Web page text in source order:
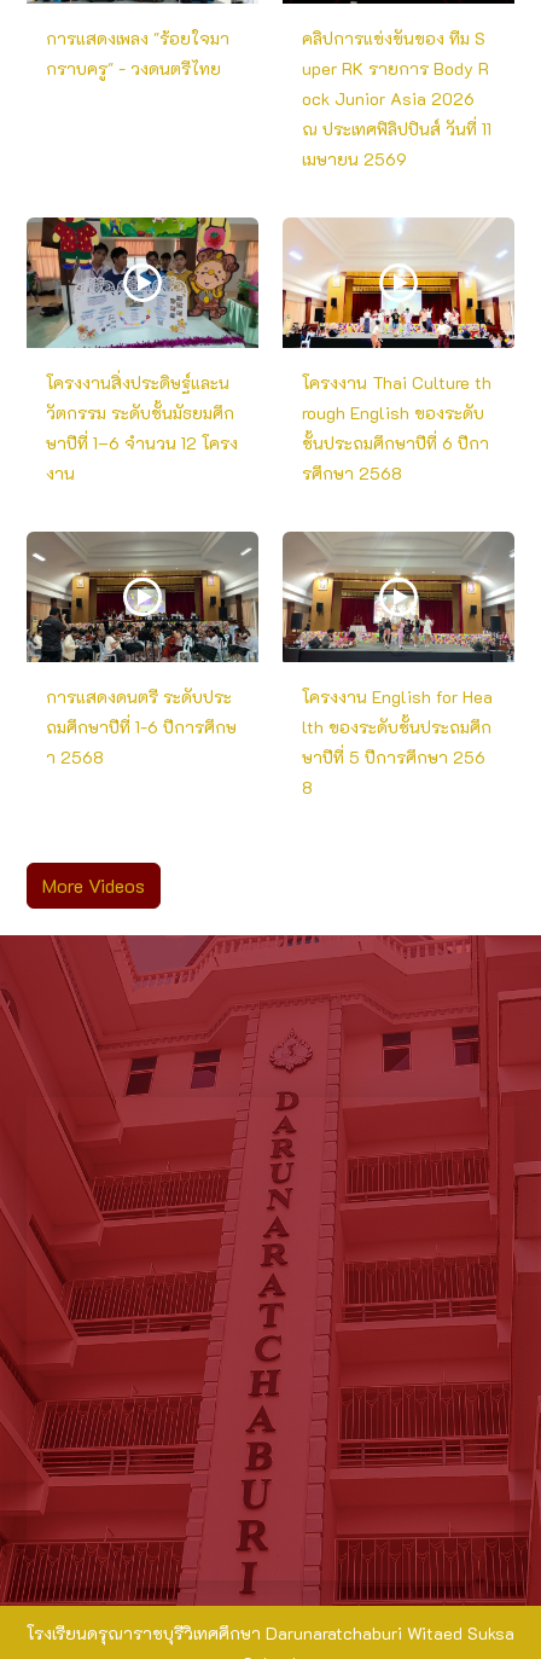
การแสดงเพลง "ร้อยใจมา
กราบครู" - วงดนตรีไทย
คลิปการแข่งขันของ ทีม S
uper RK รายการ Body R
ock Junior Asia 2026
ณ ประเทศฟิลิปปินส์ วันที่ 11
เมษายน 2569
โครงงานสิ่งประดิษฐ์และน
วัตกรรม ระดับชั้นมัธยมศึก
ษาปีที่ 1–6 จำนวน 12 โครง
งาน
โครงงาน Thai Culture th
rough English ของระดับ
ชั้นประถมศึกษาปีที่ 6 ปีกา
รศึกษา 2568
การแสดงดนตรี ระดับประ
ถมศึกษาปีที่ 1-6 ปีการศึกษ
า 2568
โครงงาน English for Hea
lth ของระดับชั้นประถมศึก
ษาปีที่ 5 ปีการศึกษา 256
8
More Videos
โรงเรียนดรุณาราชบุรีวิเทศศึกษา Darunaratchaburi Witaed Suksa